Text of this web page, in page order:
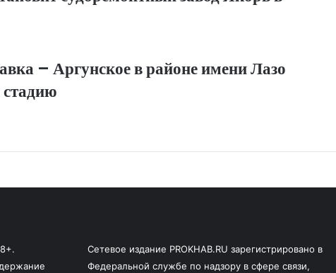
– Аргунское в районе имени Лазо
Сетевое издание PROKHAB.RU зарегистрировано в
Федеральной службе по надзору в сфере связи,